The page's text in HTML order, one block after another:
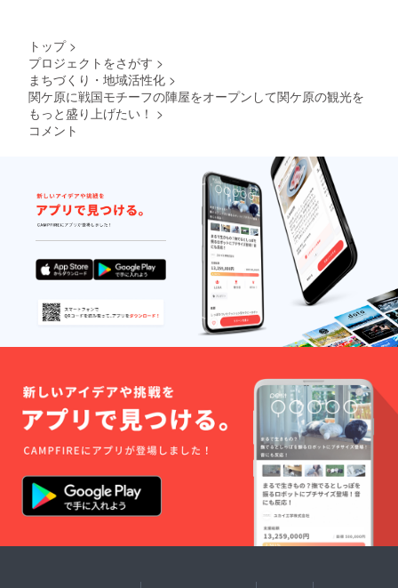
た文
言、名
せん。
トップ >
プロジェクトをさがす >
まちづくり・地域活性化 >
関ケ原に戦国モチーフの陣屋をオープンして関ケ原の観光を
もっと盛り上げたい！ >
コメント